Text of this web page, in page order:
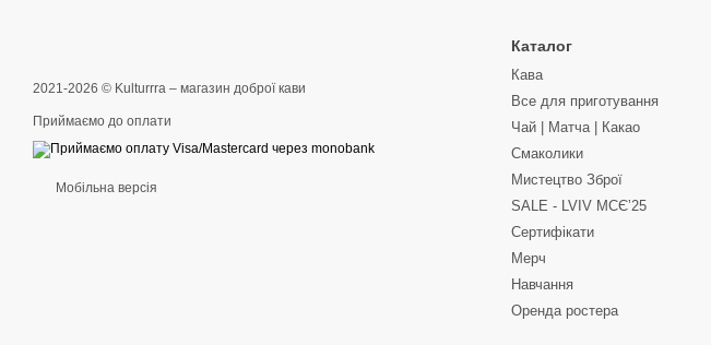
2021-2026 © Kulturrra – магазин доброї кави
Приймаємо до оплати
Мобільна версія
Каталог
Кава
Все для приготування
Чай | Матча | Какао
Смаколики
Мистецтво Зброї
SALE - LVIV MCЄʼ25
Сертифікати
Мерч
Навчання
Оренда ростера